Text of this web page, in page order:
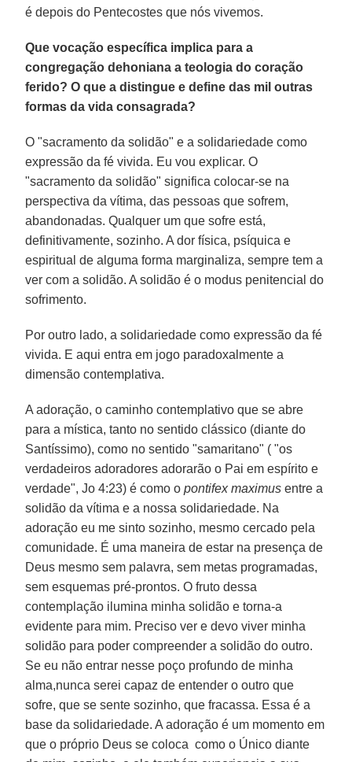
é depois do Pentecostes que nós vivemos.
Que vocação específica implica para a
congregação dehoniana a teologia do coração
ferido? O que a distingue e define das mil outras
formas da vida consagrada?
O "sacramento da solidão" e a solidariedade como
expressão da fé vivida. Eu vou explicar. O
"sacramento da solidão" significa colocar-se na
perspectiva da vítima, das pessoas que sofrem,
abandonadas. Qualquer um que sofre está,
definitivamente, sozinho. A dor física, psíquica e
espiritual de alguma forma marginaliza, sempre tem a
ver com a solidão. A solidão é o modus penitencial do
sofrimento.
Por outro lado, a solidariedade como expressão da fé
vivida. E aqui entra em jogo paradoxalmente a
dimensão contemplativa.
A adoração, o caminho contemplativo que se abre
para a mística, tanto no sentido clássico (diante do
Santíssimo), como no sentido "samaritano" ( "os
verdadeiros adoradores adorarão o Pai em espírito e
verdade", Jo 4:23) é como opontifex maximus entre a
solidão da vítima e a nossa solidariedade. Na
adoração eu me sinto sozinho, mesmo cercado pela
comunidade. É uma maneira de estar na presença de
Deus mesmo sem palavra, sem metas programadas,
sem esquemas pré-prontos. O fruto dessa
contemplação ilumina minha solidão e torna-a
evidente para mim. Preciso ver e devo viver minha
solidão para poder compreender a solidão do outro.
Se eu não entrar nesse poço profundo de minha
alma,nunca serei capaz de entender o outro que
sofre, que se sente sozinho, que fracassa. Essa é a
base da solidariedade. A adoração é um momento em
que o próprio Deus se coloca como o Único diante